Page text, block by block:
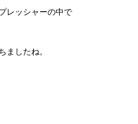
レッシャーの中で
ましたね。